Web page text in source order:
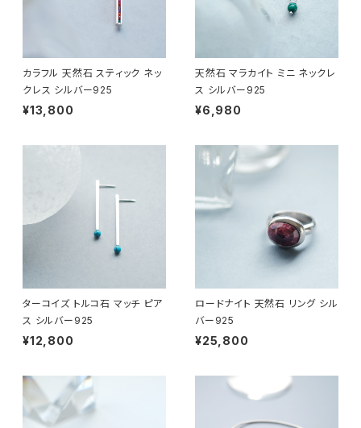
カラフル 天然石 スティック ネッ
クレス シルバー925
¥13,800
天然石 マラカイト ミニ ネックレ
ス シルバー925
¥6,980
ターコイズ トルコ石 マッチ ピア
ス シルバー925
¥12,800
ロードナイト 天然石 リング シル
バー925
¥25,800